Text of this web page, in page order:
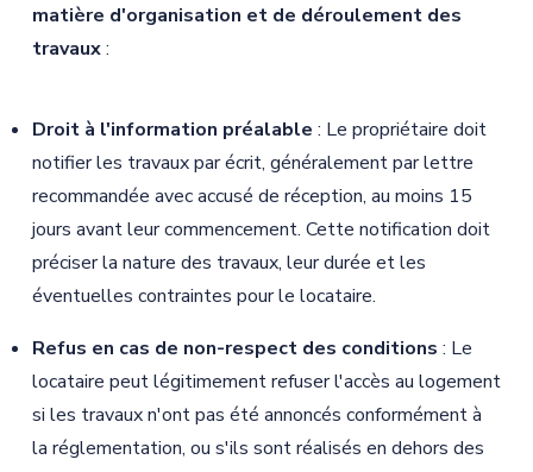
matière d'organisation et de déroulement des
travaux:
Droit à l'information préalable : Le propriétaire doit
notifier les travaux par écrit, généralement par lettre
recommandée avec accusé de réception, au moins 15
jours avant leur commencement. Cette notification doit
préciser la nature des travaux, leur durée et les
éventuelles contraintes pour le locataire.
Refus en cas de non-respect des conditions : Le
locataire peut légitimement refuser l'accès au logement
si les travaux n'ont pas été annoncés conformément à
la réglementation, ou s'ils sont réalisés en dehors des